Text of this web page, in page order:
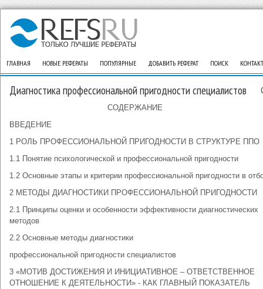
ГЛАВНАЯ НОВЫЕ РЕФЕРАТЫ ПОПУЛЯРНЫЕ ДОБАВИТЬ РЕФЕРАТ ПОИСК
Диагностика профессиональной пригодности специалистов
СОДЕРЖАНИЕ
ВВЕДЕНИЕ
1 РОЛЬ ПРОФЕССИОНАЛЬНОЙ ПРИГОДНОСТИ В СТРУКТУРЕ ППО
1.1 Понятие психологической и профессиональной пригодности
1.2 Основные этапы и критерии профессиональной пригодности в
2 МЕТОДЫ ДИАГНОСТИКИ ПРОФЕССИОНАЛЬНОЙ ПРИГОДНОСТИ
2.1 Принципы оценки и особенности эффективности диагностических
методов
2.2 Основные методы диагностики
профессиональной пригодности специалистов
3 «МОТИВ ДОСТИЖЕНИЯ И ИНИЦИАТИВНОЕ – ОТВЕТСТВЕННОЕ
ОТНОШЕНИЕ К ДЕЯТЕЛЬНОСТИ» - КАК ГЛАВНЫЙ ПОКАЗАТЕЛЬ